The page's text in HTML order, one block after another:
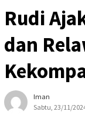
Rudi
dan
Iman
Sabtu, 23/11/